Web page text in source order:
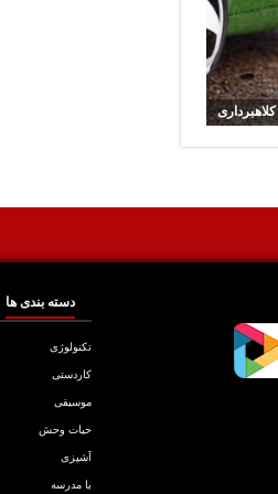
کلاهبرداری
دسته بندی ها
تکنولوژی
کاردستی
موسیقی
حیات وحش
آشپزی
با مدرسه